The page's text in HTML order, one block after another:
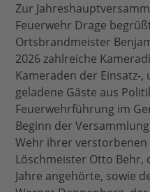
Zur
Feuerwehr Drage
Ortsbrandmeister
2026 zahlreiche
Kameraden der Einsatz-
geladene Gäste aus
Feuerwehrführung im
Beginn der
Wehr ihrer verstorbenen
Löschmeister Otto Behr,
Jahre angehörte, sowie